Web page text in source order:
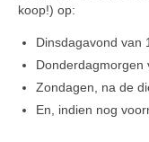
koop!) op:
Dinsdagavond van
Donderdagmorgen
Zondagen, na de
En, indien nog